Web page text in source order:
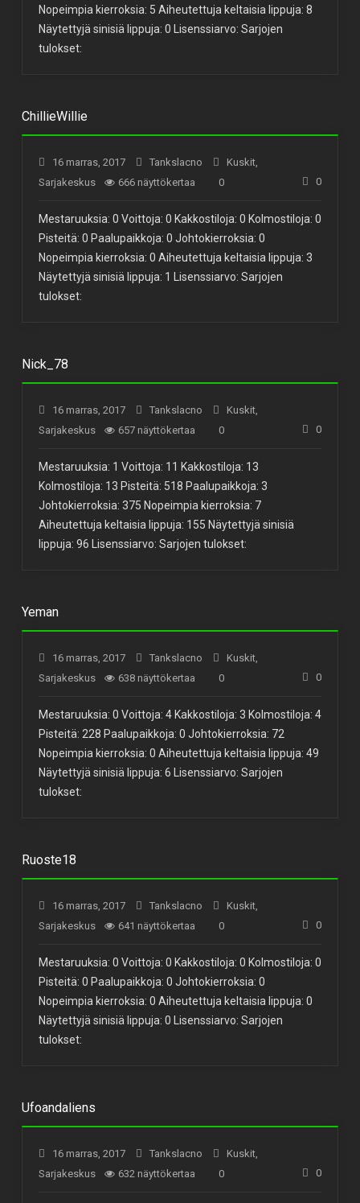
Nopeimpia kierroksia: 5 Aiheutettuja keltaisia lippuja: 8
Näytettyjä sinisiä lippuja: 0 Lisenssiarvo: Sarjojen
tulokset:
ChillieWillie
16 marras, 2017 Tankslacno Kuskit,
Sarjakeskus
666 näyttökertaa 0 0
Mestaruuksia: 0 Voittoja: 0 Kakkostiloja: 0 Kolmostiloja: 0
Pisteitä: 0 Paalupaikkoja: 0 Johtokierroksia: 0
Nopeimpia kierroksia: 0 Aiheutettuja keltaisia lippuja: 3
Näytettyjä sinisiä lippuja: 1 Lisenssiarvo: Sarjojen
tulokset:
Nick_78
16 marras, 2017 Tankslacno Kuskit,
Sarjakeskus
657 näyttökertaa 0 0
Mestaruuksia: 1 Voittoja: 11 Kakkostiloja: 13
Kolmostiloja: 13 Pisteitä: 518 Paalupaikkoja: 3
Johtokierroksia: 375 Nopeimpia kierroksia: 7
Aiheutettuja keltaisia lippuja: 155 Näytettyjä sinisiä
lippuja: 96 Lisenssiarvo: Sarjojen tulokset:
Yeman
16 marras, 2017 Tankslacno Kuskit,
Sarjakeskus
638 näyttökertaa 0 0
Mestaruuksia: 0 Voittoja: 4 Kakkostiloja: 3 Kolmostiloja: 4
Pisteitä: 228 Paalupaikkoja: 0 Johtokierroksia: 72
Nopeimpia kierroksia: 0 Aiheutettuja keltaisia lippuja: 49
Näytettyjä sinisiä lippuja: 6 Lisenssiarvo: Sarjojen
tulokset:
Ruoste18
16 marras, 2017 Tankslacno Kuskit,
Sarjakeskus
641 näyttökertaa 0 0
Mestaruuksia: 0 Voittoja: 0 Kakkostiloja: 0 Kolmostiloja: 0
Pisteitä: 0 Paalupaikkoja: 0 Johtokierroksia: 0
Nopeimpia kierroksia: 0 Aiheutettuja keltaisia lippuja: 0
Näytettyjä sinisiä lippuja: 0 Lisenssiarvo: Sarjojen
tulokset:
Ufoandaliens
16 marras, 2017 Tankslacno Kuskit,
Sarjakeskus
632 näyttökertaa 0 0